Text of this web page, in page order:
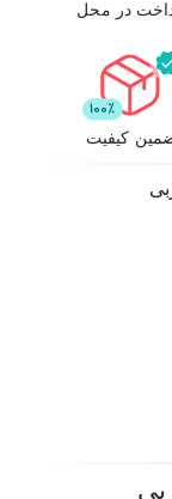
در محل
کیفیت